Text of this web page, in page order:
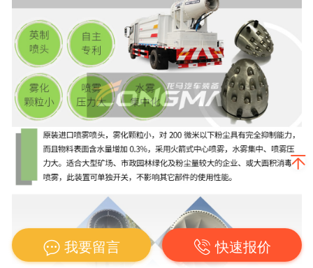
我要留言 快速报价